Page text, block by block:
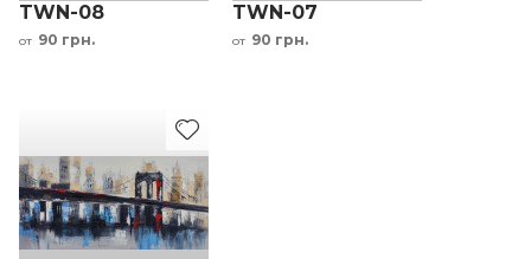
TWN-08
от 90 грн.
TWN-07
от 90 грн.